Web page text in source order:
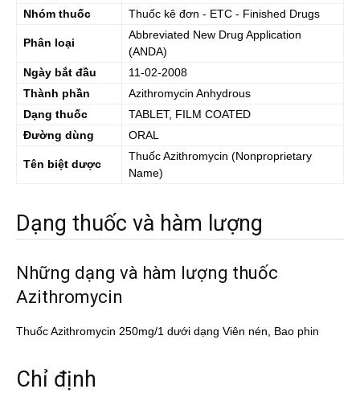
Nhóm thuốc Thuốc kê đơn - ETC - Finished Drugs
Phân loại
Abbreviated New Drug Application
(ANDA)
Ngày bắt đầu
11-02-2008
Thành phần
Azithromycin Anhydrous
Dạng thuốc
TABLET, FILM COATED
Đường dùng
ORAL
Tên biệt dược
ThuốcAzithromycin (Nonproprietary
Name)
Dạng thuốc và hàm lượng
Những dạng và hàm lượng thuốc
Azithromycin
Thuốc Azithromycin 250mg/1 dưới dạng Viên nén, Bao phin
Chỉ định